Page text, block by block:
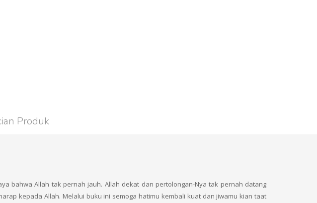
Produk
bahwa Allah tak pernah jauh. Allah dekat dan pertolongan-Nya tak pernah datang
kepada Allah. Melalui buku ini semoga hatimu kembali kuat dan jiwamu kian taat